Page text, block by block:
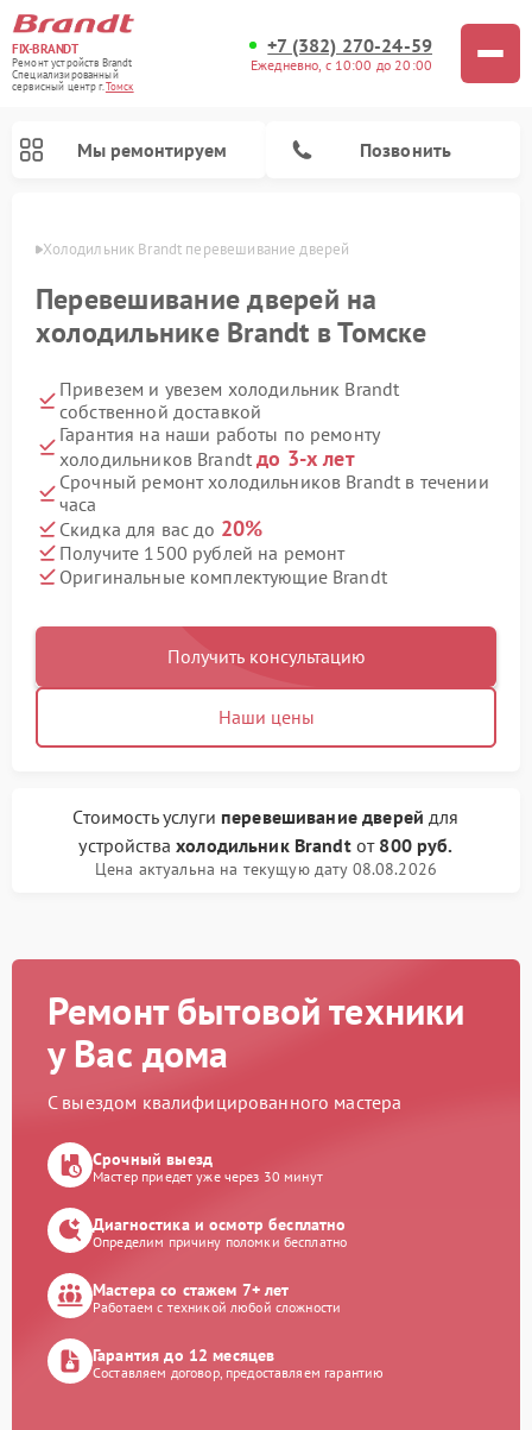
FIX-BRANDT
Ремонт устройств Brandt
Специализированный
cервисный центр г.Томск
+7 (382) 270-24-59
Ежедневно, с 10:00 до 20:00
Мы ремонтируем Позвонить
Холодильник Brandt перевешивание дверей
Перевешивание дверей на
холодильнике Brandt в Томске
Привезем и увезем холодильник Brandt
собственной доставкой
Гарантия на наши работы по ремонту
холодильников Brandtдо 3-х лет
Срочный ремонт холодильников Brandt в течении
часа
Скидка для вас до 20%
Получите 1500 рублей на ремонт
Оригинальные комплектующие Brandt
Получить консультацию
Наши цены
Стоимость услуги перевешивание дверей для
устройствахолодильник Brandtот 800 руб.
Цена актуальна на текущую дату 08.08.2026
Ремонт бытовой техники
у Вас дома
С выездом квалифицированного мастера
Срочный выезд
Мастер приедет уже через 30 минут
Диагностика и осмотр бесплатно
Определим причину поломки бесплатно
Мастера со стажем 7+ лет
Работаем с техникой любой сложности
Гарантия до 12 месяцев
Составляем договор, предоставляем гарантию